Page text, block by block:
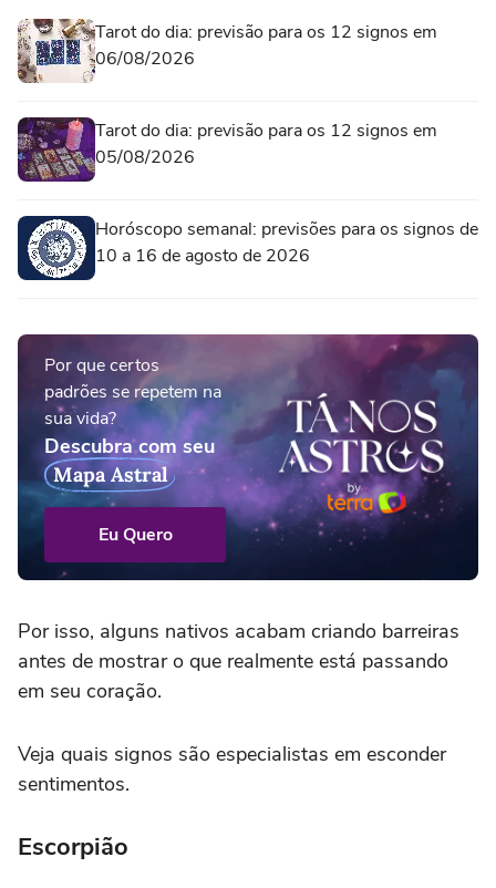
Tarot do dia: previsão para os 12 signos em
06/08/2026
Tarot do dia: previsão para os 12 signos em
05/08/2026
Horóscopo semanal: previsões para os signos de
10 a 16 de agosto de 2026
Por que certos
padrões se repetem na
sua vida?
Descubra com seu
Mapa Astral
Eu Quero
Por isso, alguns nativos acabam criando barreiras
antes de mostrar o que realmente está passando
em seu coração.
Veja quais signos são especialistas em esconder
sentimentos.
Escorpião